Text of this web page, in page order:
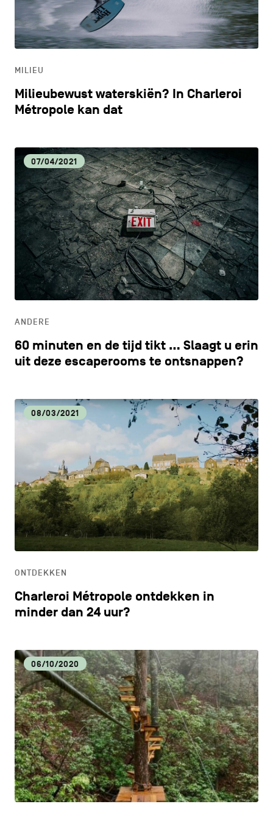
navigatie
ALGEMENE VOORWAARDEN
COOKIEBELEID
PRIVACYBELEID
NL EN FR
CULTUUR
HORECA
LIFESTYLE
LOKALE VOEDINGSPRODUCTEN
MILIEU
ONDERWIJS
MILIEU
Milieubewust waterskiën? In Charleroi
Métropole kan dat
07/04/2021
ANDERE
60 minuten en de tijd tikt … Slaagt u erin
uit deze escaperooms te ontsnappen?
08/03/2021
ONTDEKKEN
Charleroi Métropole ontdekken in
minder dan 24 uur?
06/10/2020